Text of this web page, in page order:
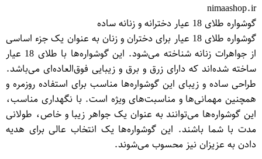
nimaashop.ir
گوشواره طلای 18 عیار دخترانه و زنانه ساده
گوشواره طلای 18 عیار برای دختران و زنان به عنوان یک جزء اساسی
از جواهرات زنانه شناخته می‌شود. این گوشواره‌ها با طلای 18 عیار
ساخته شده‌اند که دارای زرق و برق و زیبایی فوق‌العاده‌ای می‌باشد.
طراحی ساده و زیبای این گوشواره‌ها مناسب برای استفاده روزمره و
همچنین مهمانی‌ها و مناسبت‌های ویژه است. با نگهداری مناسب،
این گوشواره‌ها می‌توانند به عنوان یک جواهر زیبا و خاص، طولانی
مدت با شما باشند. این گوشواره‌ها یک انتخاب عالی برای هدیه
دادن به عزیزان نیز محسوب می‌شوند.